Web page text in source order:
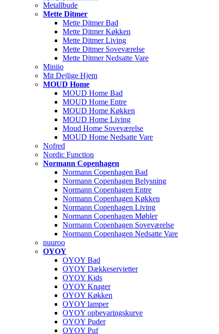
Metallbude
Mette Ditmer
Mette Ditmer Bad
Mette Ditmer Køkken
Mette Ditmer Living
Mette Ditmer Soveværelse
Mette Ditmer Nedsatte Vare
Miniio
Mit Dejlige Hjem
MOUD Home
MOUD Home Bad
MOUD Home Entre
MOUD Home Køkken
MOUD Home Living
Moud Home Soveværelse
MOUD Home Nedsatte Vare
Nofred
Nordic Function
Normann Copenhagen
Normann Copenhagen Bad
Normann Copenhagen Belysning
Normann Copenhagen Entre
Normann Copenhagen Køkken
Normann Copenhagen Living
Normann Copenhagen Møbler
Normann Copenhagen Soveværelse
Normann Copenhagen Nedsatte Vare
nuuroo
OYOY
OYOY Bad
OYOY Dækkeservietter
OYOY Kids
OYOY Knager
OYOY Køkken
OYOY lamper
OYOY opbevaringskurve
OYOY Puder
OYOY Puf